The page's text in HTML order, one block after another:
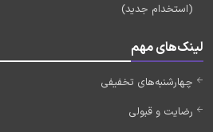
(استخدام جدید)
لینک‌های مهم
چهارشنبه‌های تخفیفی
رضایت و قبولی